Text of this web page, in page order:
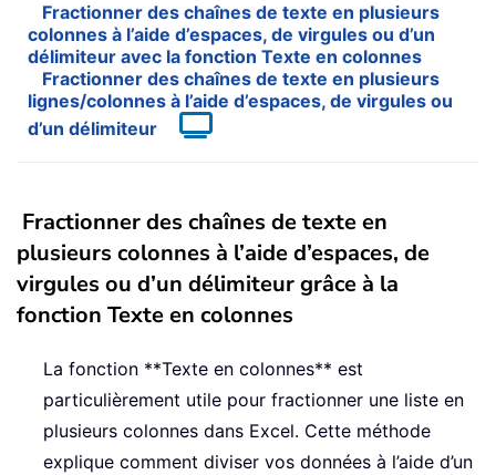
Fractionner des chaînes de texte en plusieurs
colonnes à l’aide d’espaces, de virgules ou d’un
délimiteur avec la fonction Texte en colonnes
Fractionner des chaînes de texte en plusieurs
lignes/colonnes à l’aide d’espaces, de virgules ou
d’un délimiteur
Fractionner des chaînes de texte en
plusieurs colonnes à l’aide d’espaces, de
virgules ou d’un délimiteur grâce à la
fonction Texte en colonnes
La fonction **Texte en colonnes** est
particulièrement utile pour fractionner une liste en
plusieurs colonnes dans Excel. Cette méthode
explique comment diviser vos données à l’aide d’un